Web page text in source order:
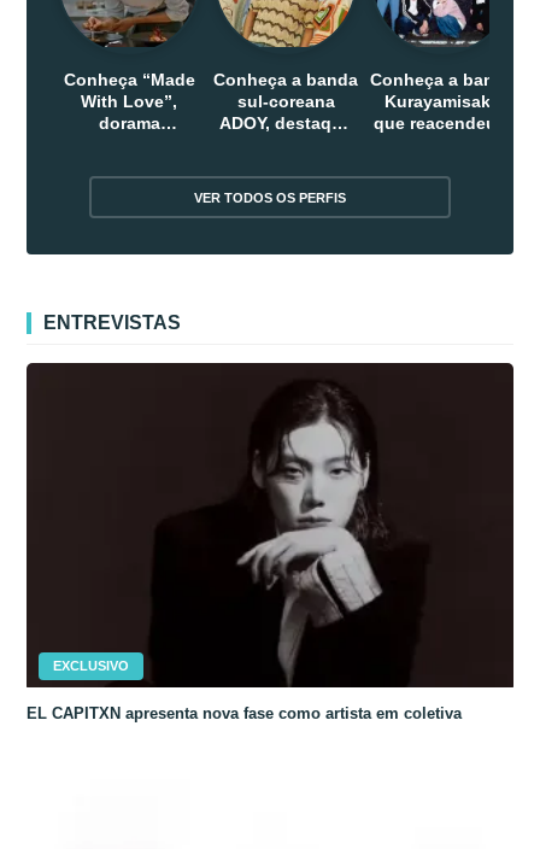
Conheça “Made
With Love”,
dorama
Conheça a banda
sul-coreana
ADOY, destaque
Conheça a banda
Kurayamisaka
que reacendeu o
VER TODOS OS PERFIS
ENTREVISTAS
EXCLUSIVO
EL CAPITXN apresenta nova fase como artista em coletiva